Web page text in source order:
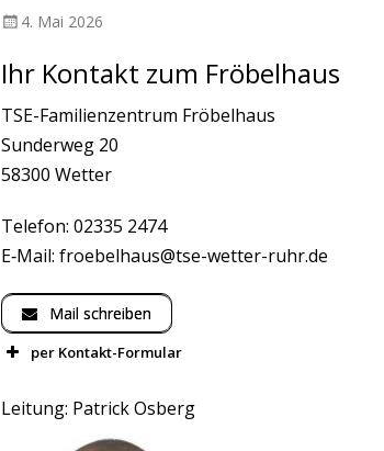
Veröffentlicht
4. Mai 2026
Ihr Kontakt zum Fröbelhaus
TSE-Familienzentrum Fröbelhaus
Sunderweg 20
58300 Wetter
Telefon: 02335 2474
E‑Mail: froebelhaus@tse-wetter-ruhr.de
Mail schreiben
per Kontakt-Formular
Leitung: Patrick Osberg